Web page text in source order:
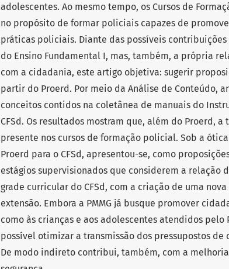
adolescentes. Ao mesmo tempo, os Cursos de
no propósito de formar policiais capazes de
práticas policiais. Diante das possíveis contribuições
do Ensino Fundamental I, mas, também, a própria
com a cidadania, este artigo objetiva: sugerir
partir do Proerd. Por meio da Análise de Conteúdo,
conceitos contidos na coletânea de manuais do
CFSd. Os resultados mostram que, além do Proerd,
presente nos cursos de formação policial. Sob a
Proerd para o CFSd, apresentou-se, como
estágios supervisionados que considerem a
grade curricular do CFSd, com a criação de uma
extensão. Embora a PMMG já busque promover
como às crianças e aos adolescentes atendidos
possível otimizar a transmissão dos pressupostos
De modo indireto contribui, também, com a